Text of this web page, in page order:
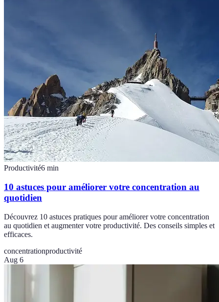
Productivité6 min
10 astuces pour améliorer votre concentration au
quotidien
Découvrez 10 astuces pratiques pour améliorer votre concentration
au quotidien et augmenter votre productivité. Des conseils simples et
efficaces.
concentrationproductivité
Aug 6